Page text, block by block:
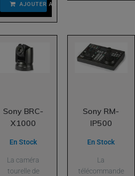
AJOUTER AU PANIER
Sony BRC-
X1000
En Stock
La caméra
tourelle de
Sony RM-
IP500
En Stock
La
télécommande